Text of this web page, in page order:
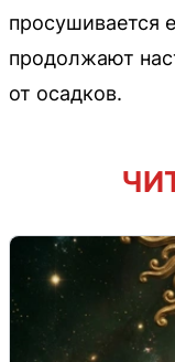
просушивается
продолжают
от осадков.